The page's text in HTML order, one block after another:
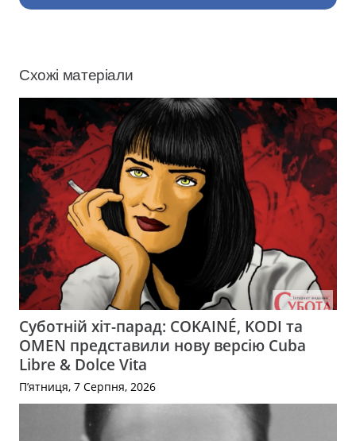
Схожі матеріали
Суботній хіт-парад: COKAINÉ, KODI та
OMEN представили нову версію Cuba
Libre & Dolce Vita
П’ятниця, 7 Серпня, 2026